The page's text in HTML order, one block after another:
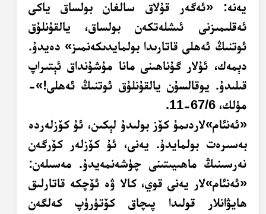
يەنە: «ئەگەر قۇلاق سالغان بولساق ياكى
ئەقلىمىزنى ئىشلەتكەن بولساق، يالقۇنلۇق
ئوتنىڭ ئەھلى قاتارىدا بولمايدىكەنمىز» دەيدۇ.
دېمەك، ئۇلار گۇناھىنى مانا مۇشۇنداق ئېتىراپ
قىلىدۇ. يوقالسۇن يالقۇنلۇق ئوتنىڭ ئەھلى!»-
مۈلك، 67/6-11.
«ئەنئام»لاردىمۇ كۆز بولىدۇ لېكىن، ئۇ كۆزلەردە
بەسىرەت بولمايدۇ. يەنى، ئۇ كۆزلەر كۆرگەن
نەرسىنىڭ ماھىيىتىنى چۈشەنمەيدۇ. مەسىلەن:
«ئەنئام»لار يەنى قوي، كالا ۋە ئۆچكە قاتارلىق
ھايۋانلار قولىدا پىچاق كۆتۈرۈپ كەلگەن